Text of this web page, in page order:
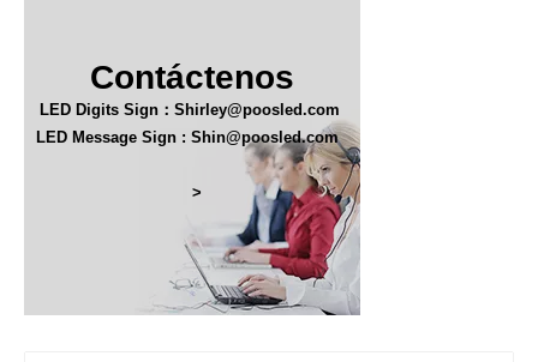
Contáctenos
LED Digits Sign：Shirley@poosled.com
LED Message Sign : Shin@poosled.com
>